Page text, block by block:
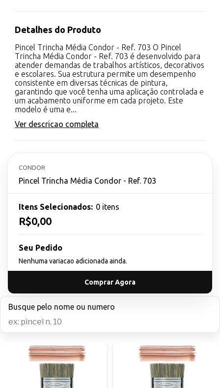
Detalhes do Produto
Pincel Trincha Média Condor - Ref. 703 O Pincel
Trincha Média Condor - Ref. 703 é desenvolvido para
atender demandas de trabalhos artísticos, decorativos
e escolares. Sua estrutura permite um desempenho
consistente em diversas técnicas de pintura,
garantindo que você tenha uma aplicação controlada e
um acabamento uniforme em cada projeto. Este
modelo é uma e...
Ver descricao completa
CONDOR
Pincel Trincha Média Condor - Ref. 703
Itens Selecionados: 0 itens
R$0,00
Seu Pedido
Nenhuma variacao adicionada ainda.
Comprar Agora
Busque pelo nome ou numero